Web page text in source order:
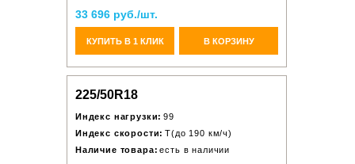
33 696 руб./шт.
КУПИТЬ В 1 КЛИК В КОРЗИНУ
225/50R18
Индекс нагрузки: 99
Индекс скорости: T(до 190 км/ч)
Наличие товара: есть в наличии